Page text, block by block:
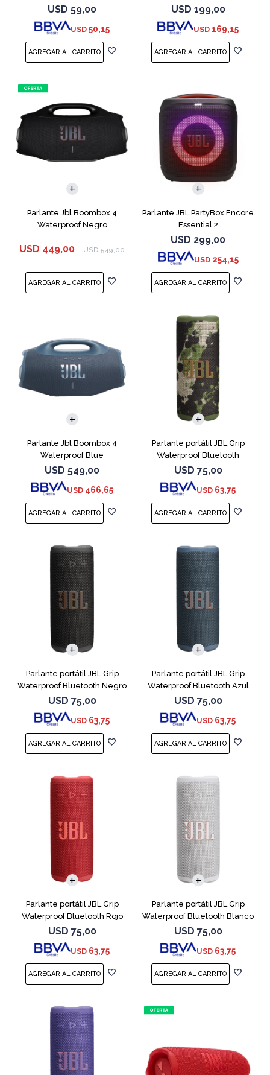
USD 59,00
USD 50,15
USD 199,00
USD 169,15
Parlante Jbl Boombox 4
Waterproof Negro
USD 449,00 USD 549,00
Parlante JBL PartyBox Encore
Essential 2
USD 299,00
USD 254,15
Parlante Jbl Boombox 4
Waterproof Blue
USD 549,00
USD 466,65
Parlante portátil JBL Grip
Waterproof Bluetooth
Camuflado
USD 75,00
USD 63,75
Parlante portátil JBL Grip
Waterproof Bluetooth Negro
USD 75,00
USD 63,75
Parlante portátil JBL Grip
Waterproof Bluetooth Azul
USD 75,00
USD 63,75
Parlante portátil JBL Grip
Waterproof Bluetooth Rojo
USD 75,00
USD 63,75
Parlante portátil JBL Grip
Waterproof Bluetooth Blanco
USD 75,00
USD 63,75